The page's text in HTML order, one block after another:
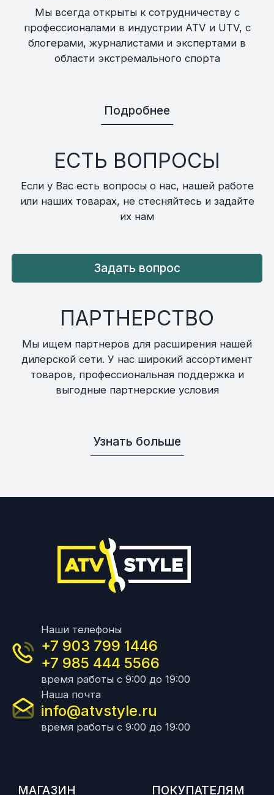
Мы всегда открыты к сотрудничеству с
профессионалами в индустрии ATV и UTV, с
блогерами, журналистами и экспертами в
области экстремального спорта
Подробнее
ЕСТЬ ВОПРОСЫ
Если у Вас есть вопросы о нас, нашей работе
или наших товарах, не стесняйтесь и задайте
их нам
Задать вопрос
ПАРТНЕРСТВО
Мы ищем партнеров для расширения нашей
дилерской сети. У нас широкий ассортимент
товаров, профессиональная поддержка и
выгодные партнерские условия
Узнать больше
Наши телефоны
+7 903 799 1446
+7 985 444 5566
время работы с 9:00 до 19:00
Наша почта
info@atvstyle.ru
время работы с 9:00 до 19:00
МАГАЗИН ПОКУПАТЕЛЯМ